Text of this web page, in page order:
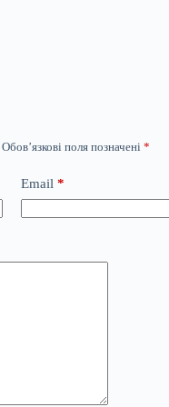
Обов’язкові поля позначені *
Email *